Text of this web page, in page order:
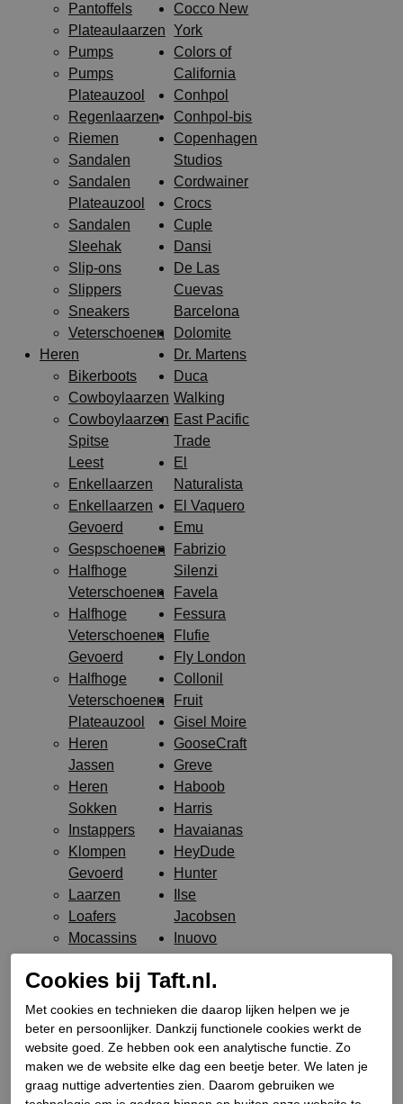
Pantoffels
Plateaulaarzen
Pumps
Pumps
Plateauzool
Regenlaarzen
Riemen
Sandalen
Sandalen
Plateauzool
Sandalen
Sleehak
Slip-ons
Slippers
Sneakers
Veterschoenen
Heren
Bikerboots
Cowboylaarzen
Cowboylaarzen
Spitse
Leest
Enkellaarzen
Enkellaarzen
Gevoerd
Gespschoenen
Halfhoge
Veterschoenen
Halfhoge
Veterschoenen
Gevoerd
Halfhoge
Veterschoenen
Plateauzool
Heren
Jassen
Heren
Sokken
Instappers
Klompen
Gevoerd
Laarzen
Loafers
Mocassins
Riemen
Sandalen
Slip-on
Slippers
Sneakers
Type
Cocco New
York
Colors of
California
Conhpol
Conhpol-bis
Copenhagen
Studios
Cordwainer
Crocs
Cuple
Dansi
De Las
Cuevas
Barcelona
Dolomite
Dr. Martens
Duca
Walking
East Pacific
Trade
El
Naturalista
El Vaquero
Emu
Fabrizio
Silenzi
Favela
Fessura
Flufie
Fly London
Collonil
Fruit
Gisel Moire
GooseCraft
Greve
Haboob
Harris
Havaianas
HeyDude
Hunter
Ilse
Jacobsen
Inuovo
Jeep
Footwear
Jeffrey
Campbell
Jo Ghost
Julie Dee
Cookies bij Taft.nl.
Met cookies en technieken die daarop lijken helpen we je
beter en persoonlijker. Dankzij functionele cookies werkt de
website goed. Ze hebben ook een analytische functie. Zo
maken we de website elke dag een beetje beter. We laten je
graag nuttige advertenties zien. Daarom gebruiken we